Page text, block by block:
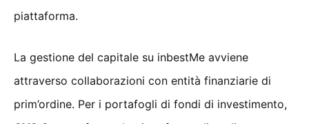
piattaforma.
La gestione del capitale su inbestMe avviene
attraverso collaborazioni con entità finanziarie di
prim’ordine. Per i portafogli di fondi di investimento,